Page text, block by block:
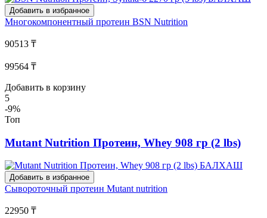
Добавить в избранное
Многокомпонентный протеин BSN Nutrition
90513 ₸
99564 ₸
Добавить в корзину
5
-9%
Топ
Mutant Nutrition Протеин, Whey 908 гр (2 lbs)
Добавить в избранное
Сывороточный протеин Mutant nutrition
22950 ₸